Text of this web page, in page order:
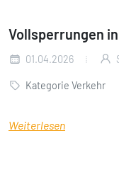
Vollsperrungen in
01.04.2026
Kategorie Verkehr
Weiterlesen